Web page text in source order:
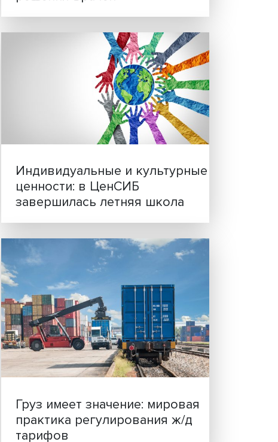
или
Иллюзия безопасности:
исследовали влияние
решения врачей
Индивидуальные и
ценности: в ЦенСИБ
завершилась летняя